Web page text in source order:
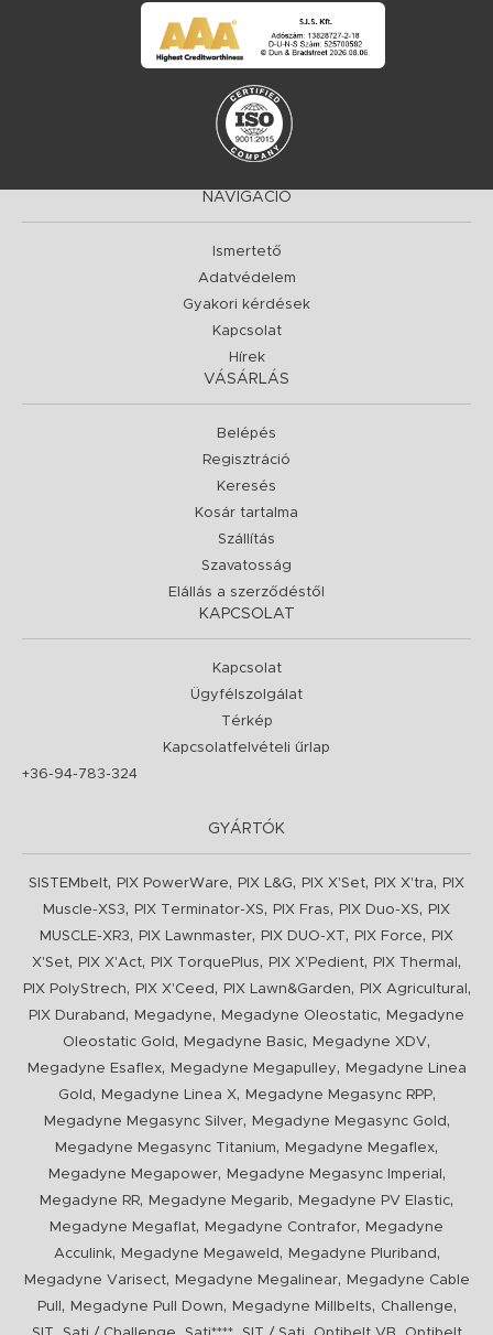
NAVIGÁCIÓ
Ismertető
Adatvédelem
Gyakori kérdések
Kapcsolat
Hírek
VÁSÁRLÁS
Belépés
Regisztráció
Keresés
Kosár tartalma
Szállítás
Szavatosság
Elállás a szerződéstől
KAPCSOLAT
Kapcsolat
Ügyfélszolgálat
Térkép
Kapcsolatfelvételi űrlap
+36-94-783-324
GYÁRTÓK
SISTEMbelt, PIX PowerWare, PIX L&G, PIX X'Set, PIX X'tra,
PIX
Muscle-XS3, PIX Terminator-XS, PIX Fras, PIX Duo-XS,
PIX
MUSCLE-XR3, PIX Lawnmaster, PIX DUO-XT, PIX Force,
PIX
X'Set, PIX X'Act, PIX TorquePlus, PIX X'Pedient, PIX Thermal ,
PIX PolyStrech, PIX X'Ceed , PIX Lawn&Garden, PIX Agricultural ,
PIX Duraband , Megadyne, Megadyne Oleostatic,
Megadyne
Oleostatic Gold , Megadyne Basic, Megadyne XDV,
Megadyne Esaflex, Megadyne Megapulley,
Megadyne Linea
Gold , Megadyne Linea X, Megadyne Megasync RPP,
Megadyne Megasync Silver, Megadyne Megasync Gold ,
Megadyne Megasync Titanium, Megadyne Megaflex,
Megadyne Megapower, Megadyne Megasync Imperial ,
Megadyne RR, Megadyne Megarib, Megadyne PV Elastic,
Megadyne Megaflat, Megadyne Contrafor,
Megadyne
Acculink, Megadyne Megaweld , Megadyne Pluriband ,
Megadyne Varisect, Megadyne Megalinear,
Megadyne Cable
Pull
, Megadyne Pull Down, Megadyne Millbelts, Challenge,
,